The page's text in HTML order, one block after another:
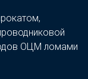
ОЦМ ломами